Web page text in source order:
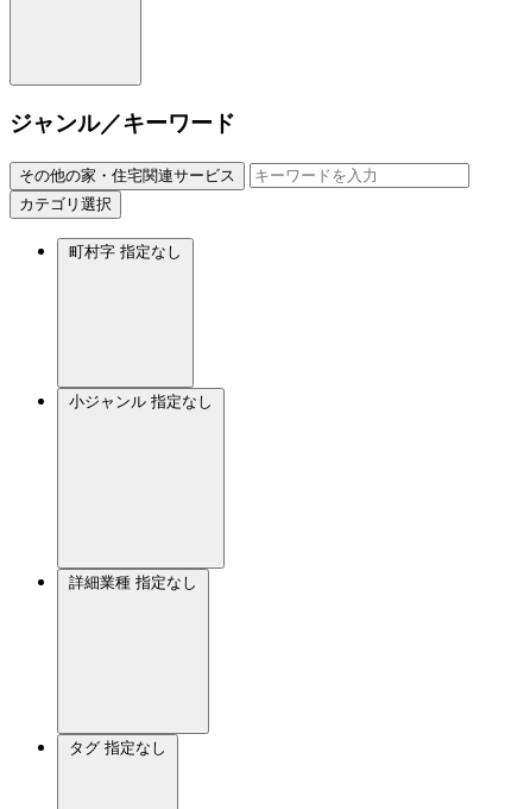
ジャンル／キーワード
その他の家・住宅関連サービス
カテゴリ選択
町村字 指定なし
小ジャンル 指定なし
詳細業種 指定なし
タグ 指定なし